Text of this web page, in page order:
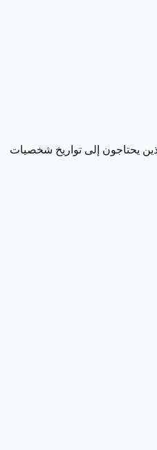
يحتاجون إلى تواريخ شخصيات